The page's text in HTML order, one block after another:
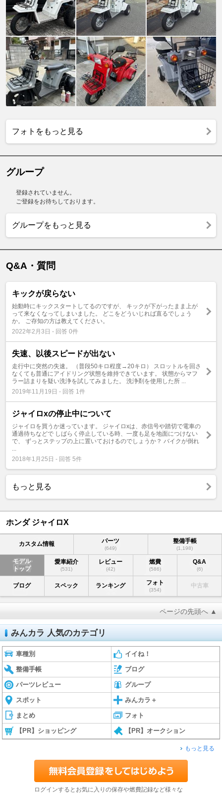
フォトをもっと見る
グループ
登録されていません。
ご登録をお待ちしております。
グループをもっと見る
Q&A・質問
キックが戻らない
始動時にキックスタートしてるのですが、 キックが下がったまま上が
って来なくなってしまいました。 どこをどういじれば直るでしょう
か。 ご存知の方は教えてください。
2022年2月3日 - 回答 0件
失速、以後スピードが出ない
走行中に突然の失速。 （普段50キロ程度→20キロ） スロットルを回さ
なくても普通にアイドリング状態を維持できています。 状態からマフ
ラー詰まりを疑い洗浄を試してみました。 洗浄剤を使用した所 ...
2019年11月19日 - 回答 1件
ジャイロxの停止中について
ジャイロを買うか迷っています。 ジャイロxは、赤信号や踏切で電車の
通過待ちなどで しばらく停止している時、一度も足を地面につけない
で、 ずっとステップの上に置いておけるのでしょうか？ バイクが倒れ
2018年1月25日 - 回答 5件
もっと見る
ホンダ ジャイロX
カスタム情報 パーツ
(649)
整備手帳
(1,198)
モデル
トップ
愛車紹介
(531)
レビュー
(42)
燃費
(586)
Q&A
(6)
ブログ スペック ランキング フォト
(354)
中古車
ページの先頭へ ▲
みんカラ 人気のカテゴリ
車種別 イイね！
整備手帳 ブログ
パーツレビュー グループ
スポット みんカラ＋
まとめ フォト
【PR】ショッピング 【PR】オークション
もっと見る
ログインするとお気に入りの保存や燃費記録など様々な